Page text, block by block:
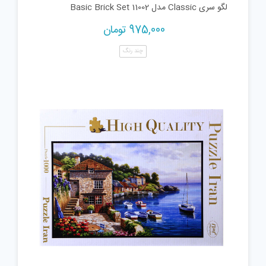
لگو سری Classic مدل 11002 Basic Brick Set
975,000 تومان
چند رنگ